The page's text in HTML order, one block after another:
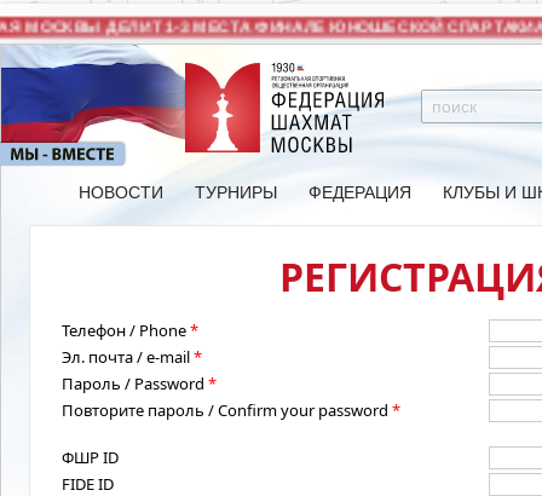
МОСКВЫ ДЕЛИТ 1-3 МЕСТА ФИНАЛЕ ЮНОШЕСКОЙ
НОВОСТИ ТУРНИРЫ ФЕДЕРАЦИЯ КЛУБЫ И
Телефон / Phone*
Эл. почта / e-mail*
Пароль / Password *
Повторите пароль / Confirm your password *
ФШР ID
FIDE ID